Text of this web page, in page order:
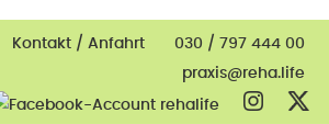
Kontakt / Anfahrt
030 / 797 444 00
praxis@reha.life